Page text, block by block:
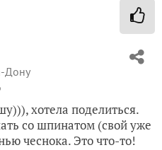
Дону
хотела поделиться.
со шпинатом (свой уже
чеснока. Это что-то!